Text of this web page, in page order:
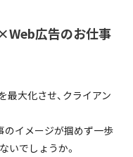
広告のお仕事
最大化させ、クライアン
のイメージが掴めず一歩
いでしょうか。